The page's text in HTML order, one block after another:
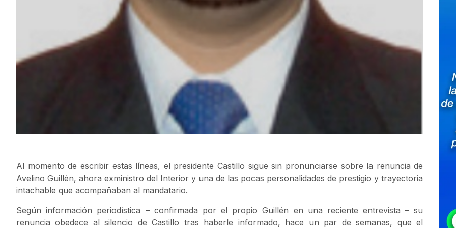
Al momento de escribir estas líneas, el presidente Castillo sigue sin pronunciarse sobre la renuncia de
Avelino Guillén, ahora exministro del Interior y una de las pocas personalidades de prestigio y trayectoria
intachable que acompañaban al mandatario.
Según información periodística – confirmada por el propio Guillén en una reciente entrevista – su
renuncia obedece al silencio de Castillo tras haberle informado, hace un par de semanas, que el